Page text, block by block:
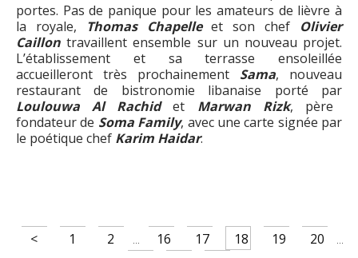
portes. Pas de panique pour les amateurs de lièvre à
la royale,
Thomas Chapelleet son chef Olivier
Caillon travaillent ensemble sur un nouveau projet.
L’établissement et sa terrasse ensoleillée
accueilleront très prochainement Sama, nouveau
restaurant de bistronomie libanaise porté par
Loulouwa Al Rachidet Marwan Rizk, père
fondateur de Soma Family, avec une carte signée par
le poétique chef Karim Haidar.
< 1 2 ... 16 17 18 19 20 ...